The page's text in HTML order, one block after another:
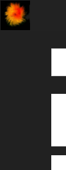
Skip
to